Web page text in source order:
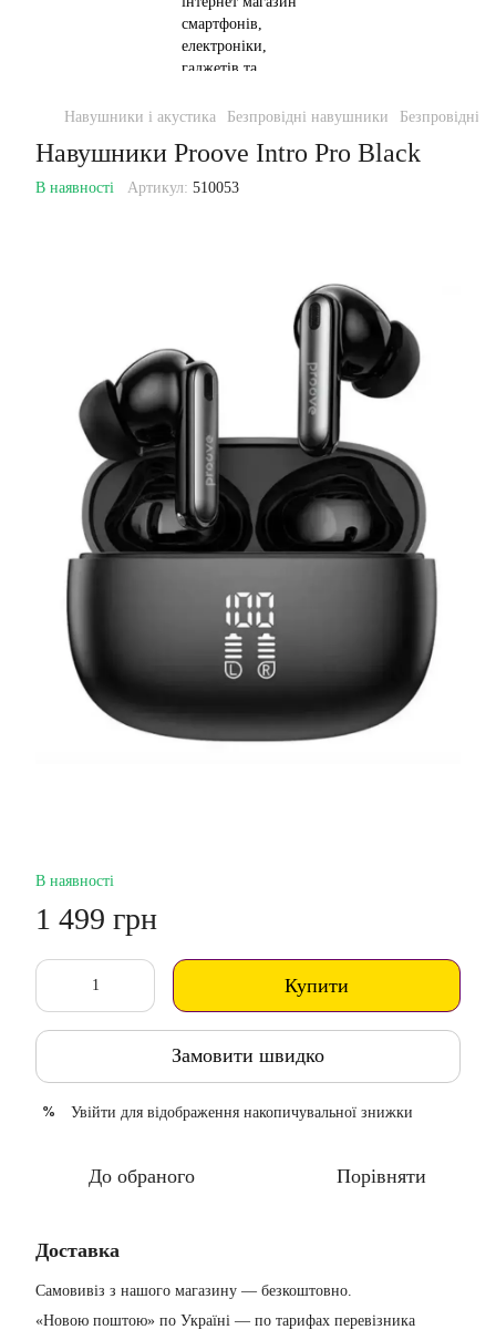
Навушники і акустика Безпровідні навушники Безпровідні
Навушники Proove Intro Pro Black
В наявності Артикул: 510053
В наявності
1 499 грн
Купити
Замовити швидко
% Увійти для відображення накопичувальної знижки
До обраного Порівняти
Доставка
Самовивіз з нашого магазину — безкоштовно.
«Новою поштою» по Україні — по тарифах перевізника